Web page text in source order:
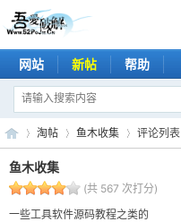
网站 新帖 帮助
›
淘帖
›
鱼木收集
›
评论列表
鱼木收集
(共 567 次打分)
一些工具软件源码教程之类的